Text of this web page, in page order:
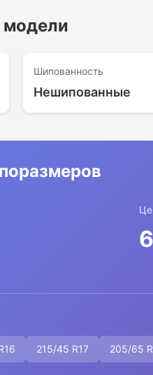
модели
Шипованность
Нешипованные
215/45 R17 205/65